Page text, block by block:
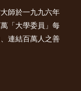
師於一九九六年
「大學委員」每
連結百萬人之善